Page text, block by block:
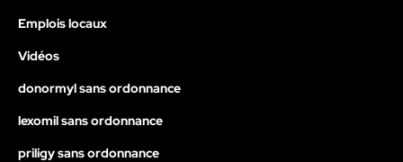
Emplois locaux
Vidéos
donormyl sans ordonnance
lexomil sans ordonnance
priligy sans ordonnance